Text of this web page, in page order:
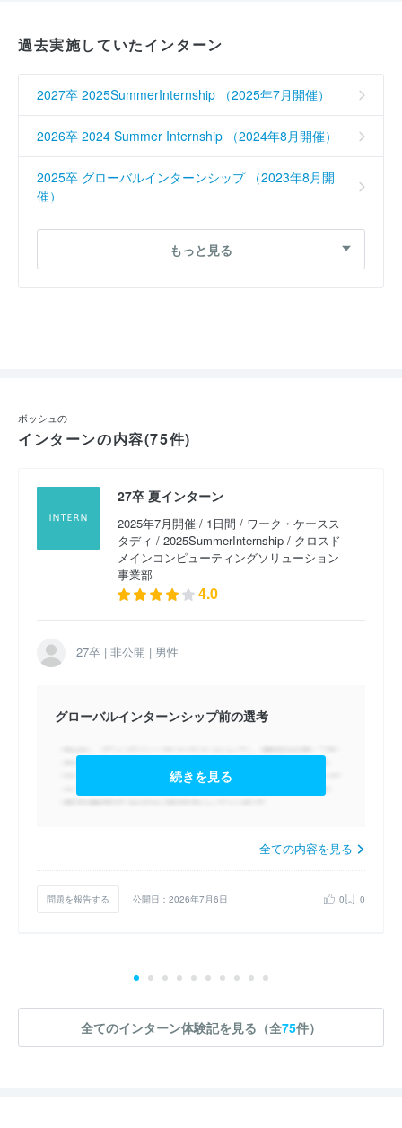
過去実施していたインターン
2027卒 2025SummerInternship （2025年7月開催）
2026卒 2024 Summer Internship （2024年8月開催）
2025卒 グローバルインターンシップ （2023年8月開
催）
2020卒 パワートレインソリューションズ事業部
2019卒 エンジニア （2018年2月開催）
もっと見る
ボッシュの
インターンの内容(75件)
27卒 夏インターン
2025年7月開催 / 1日間 / ワーク・ケースス
タディ / 2025SummerInternship / クロスド
メインコンピューティングソリューション
事業部
4.0
27卒 | 非公開 | 男性
グローバルインターンシップ前の選考
続きを見る
全ての内容を見る
問題を報告する 公開日：2026年7月6日 0 0
全てのインターン体験記を見る（全75件）